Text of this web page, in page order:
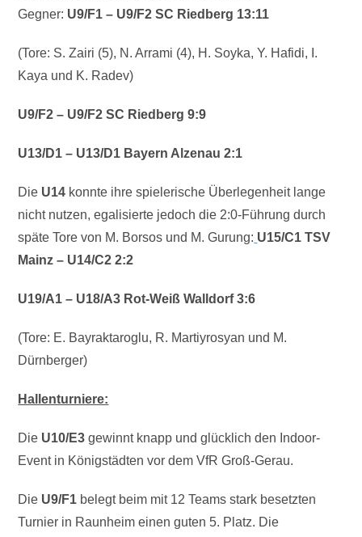
Gegner: U9/F1 – U9/F2 SC Riedberg 13:11
(Tore: S. Zairi (5), N. Arrami (4), H. Soyka, Y. Hafidi, I.
Kaya und K. Radev)
U9/F2 – U9/F2 SC Riedberg 9:9
U13/D1 – U13/D1 Bayern Alzenau 2:1
Die U14 konnte ihre spielerische Überlegenheit lange
nicht nutzen, egalisierte jedoch die 2:0-Führung durch
späte Tore von M. Borsos und M. Gurung: U15/C1 TSV
Mainz – U14/C2 2:2
U19/A1 – U18/A3 Rot-Weiß Walldorf 3:6
(Tore: E. Bayraktaroglu, R. Martiyrosyan und M.
Dürnberger)
Hallenturniere:
Die U10/E3 gewinnt knapp und glücklich den Indoor-
Event in Königstädten vor dem VfR Groß-Gerau.
Die U9/F1 belegt beim mit 12 Teams stark besetzten
Turnier in Raunheim einen guten 5. Platz. Die